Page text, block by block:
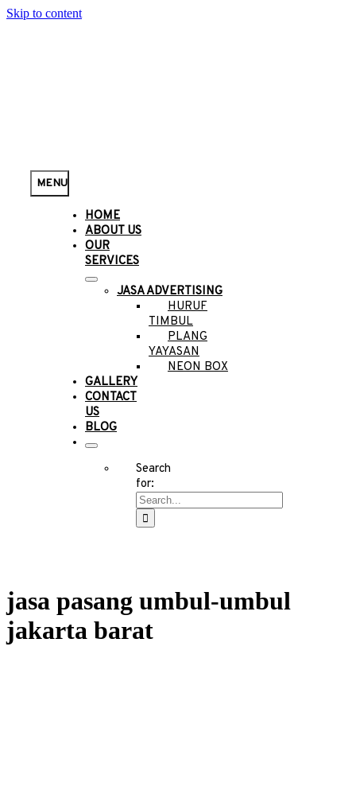
Skip to content
MENU
HOME
ABOUT US
OUR
SERVICES
JASA ADVERTISING
HURUF
TIMBUL
PLANG
YAYASAN
NEON BOX
GALLERY
CONTACT
US
BLOG
Search
for:
jasa pasang umbul-umbul
jakarta barat